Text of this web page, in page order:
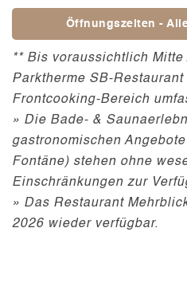
Öffnungszeiten -
** Bis voraussichtlich
Parktherme SB-
Frontcooking-Bereich
» Die Bade- &
gastronomischen
Fontäne) stehen ohne
Einschränkungen zur
» Das Restaurant
2026 wieder verfügbar.